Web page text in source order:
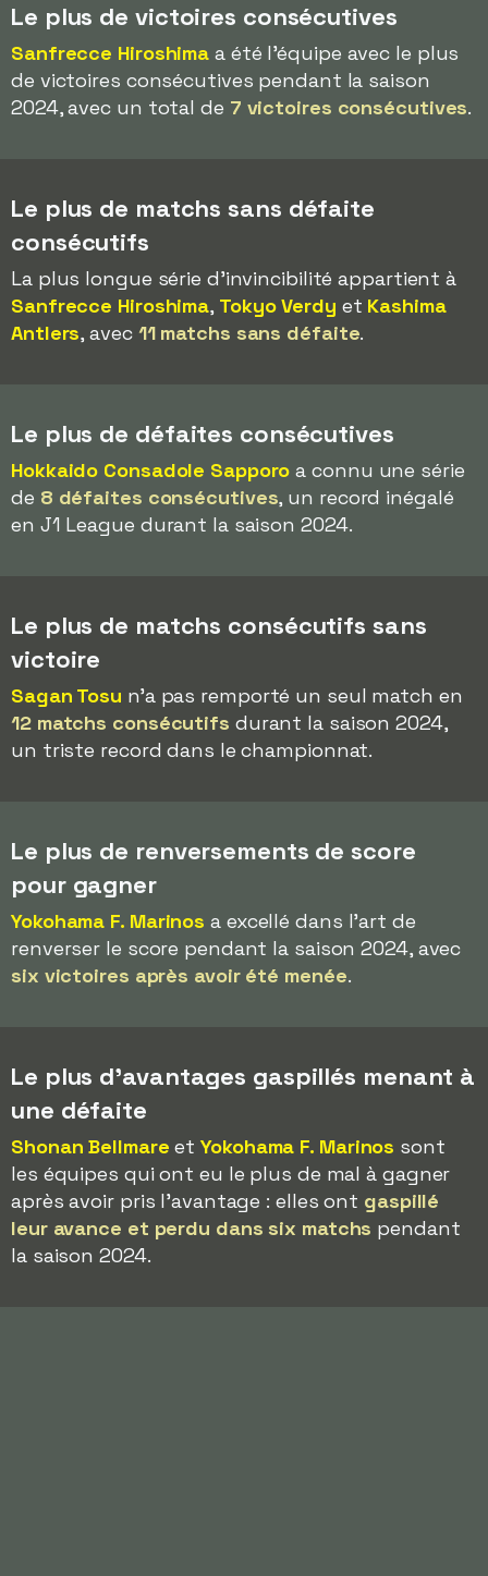
Le plus de victoires consécutives
Sanfrecce Hiroshima a été l'équipe avec le plus
de victoires consécutives pendant la saison
2024, avec un total de 7 victoires consécutives.
Le plus de matchs sans défaite
consécutifs
La plus longue série d'invincibilité appartient à
Sanfrecce Hiroshima, Tokyo Verdy et Kashima
Antlers, avec 11 matchs sans défaite.
Le plus de défaites consécutives
Hokkaido Consadole Sapporo a connu une série
de 8 défaites consécutives, un record inégalé
en J1 League durant la saison 2024.
Le plus de matchs consécutifs sans
victoire
Sagan Tosu n'a pas remporté un seul match en
12 matchs consécutifs durant la saison 2024,
un triste record dans le championnat.
Le plus de renversements de score
pour gagner
Yokohama F. Marinos a excellé dans l'art de
renverser le score pendant la saison 2024, avec
six victoires après avoir été menée.
Le plus d'avantages gaspillés menant à
une défaite
Shonan Bellmare etYokohama F. Marinos sont
les équipes qui ont eu le plus de mal à gagner
après avoir pris l'avantage : elles ont gaspillé
leur avance et perdu dans six matchs pendant
la saison 2024.